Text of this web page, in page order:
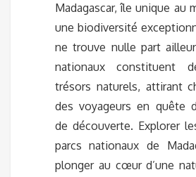
Madagascar, île unique au
une biodiversité
ne trouve nulle part
nationaux constituent
trésors naturels, attirant
des voyageurs en quête
de découverte. Explorer
parcs nationaux de
plonger au cœur d’une